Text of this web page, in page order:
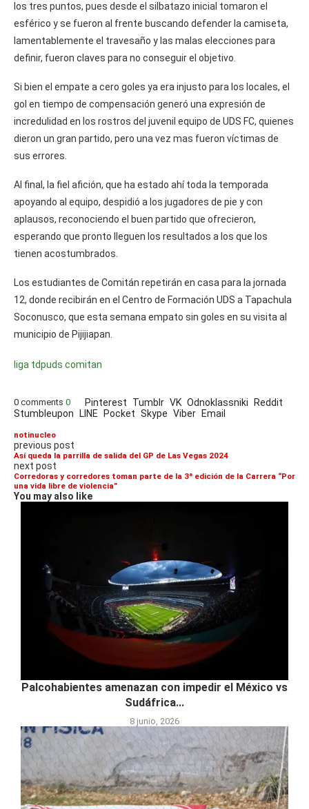
los tres puntos, pues desde el silbatazo inicial tomaron el
esférico y se fueron al frente buscando defender la camiseta,
lamentablemente el travesaño y las malas elecciones para
definir, fueron claves para no conseguir el objetivo.
Si bien el empate a cero goles ya era injusto para los locales, el
gol en tiempo de compensación generó una expresión de
incredulidad en los rostros del juvenil equipo de UDS FC, quienes
dieron un gran partido, pero una vez mas fueron víctimas de
sus errores.
Al final, la fiel afición, que ha estado ahí toda la temporada
apoyando al equipo, despidió a los jugadores de pie y con
aplausos, reconociendo el buen partido que ofrecieron,
esperando que pronto lleguen los resultados a los que los
tienen acostumbrados.
Los estudiantes de Comitán repetirán en casa para la jornada
12, donde recibirán en el Centro de Formación UDS a Tapachula
Soconusco, que esta semana empato sin goles en su visita al
municipio de Pijijiapan.
liga tdpuds comitan
0 comments 0 Pinterest Tumblr VK Odnoklassniki
Reddit
Stumbleupon
LINE Pocket Skype Viber Email
notinucleo
previous post
Así queda la parrilla de salida del GP de Las Vegas 2024
next post
Corredoras y corredores toman parte de la 3ª edición de la Carrera “Por
una vida libre de violencia”
You may also like
Palcohabientes amenazan con impedir el México vs
Sudáfrica...
8 junio, 2026